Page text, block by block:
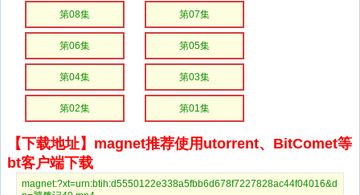
第08集 第07集
第06集 第05集
第04集 第03集
第02集 第01集
【下载地址】magnet推荐使用utorrent、BitComet等
bt客户端下载
magnet:?xt=urn:btih:d5550122e338a5fbb6d678f7227828ac44f04016&d